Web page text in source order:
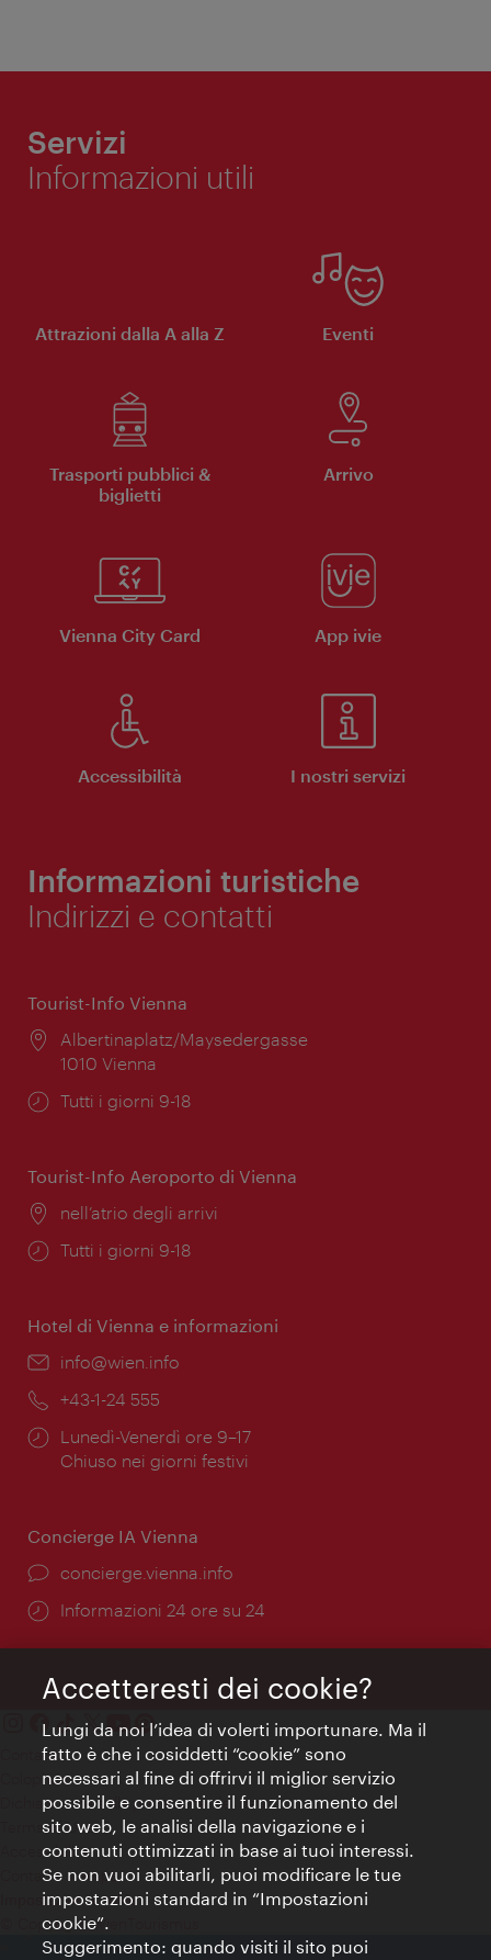
Servizi
Informazioni utili
Attrazioni dalla A alla Z Eventi
Trasporti pubblici &
biglietti
Arrivo
Vienna City Card App ivie
Accessibilità I nostri servizi
Informazioni turistiche
Indirizzi e contatti
Tourist-Info Vienna
Posizione:
Albertinaplatz/Maysedergasse
1010 Vienna
Orari
Tutti i giorni 9-18
Tourist-Info Aeroporto di Vienna
Posizione:
nell’atrio degli arrivi
Orari
Tutti i giorni 9-18
Hotel di Vienna e informazioni
Email:
info@wien.info
Telefono:
+43-1-24 555
Orari
di
Lunedì-Venerdì ore 9–17
Chiuso nei giorni festivi
Concierge IA Vienna
Ort:
concierge.vienna.info
Öffnungszeiten:
Informazioni 24 ore su 24
Contatti
Colophon
Dichiarazione sulla protezione dei dati
Terms of Use
Accessibilità
Contatto stampa
Impostazioni cookie
© Copyright WienTourismus
Accetteresti dei cookie?
Lungi da noi l’idea di volerti importunare. Ma il
fatto è che i cosiddetti “cookie” sono
necessari al fine di offrirvi il miglior servizio
possibile e consentire il funzionamento del
sito web, le analisi della navigazione e i
contenuti ottimizzati in base ai tuoi interessi.
Se non vuoi abilitarli, puoi modificare le tue
impostazioni standard in “Impostazioni
cookie”.
Suggerimento: quando visiti il sito puoi